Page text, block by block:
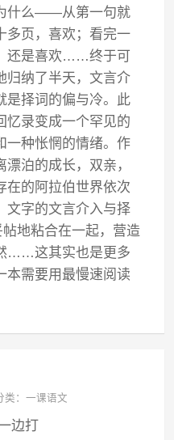
什么——从第一句就
多页，喜欢；看完一
还是喜欢……终于可
归纳了半天，文言介
是择词的偏与冷。此
忆录变成一个罕见的
一种怅惘的情绪。作
泊的成长，双亲，
在的阿拉伯世界依次
文字的文言介入与择
地粘合在一起，营造
……这其实也是更多
本需要用最慢速阅读
类：一课语文
边打